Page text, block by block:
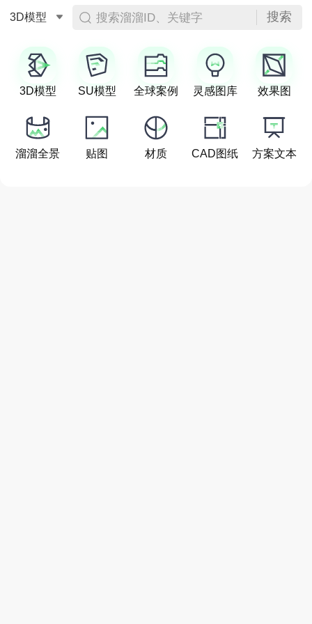
3D模型 搜索溜溜ID、关键字 搜索
3D模型 SU模型 全球案例 灵感图库 效果图
溜溜全景 贴图 材质 CAD图纸 方案文本